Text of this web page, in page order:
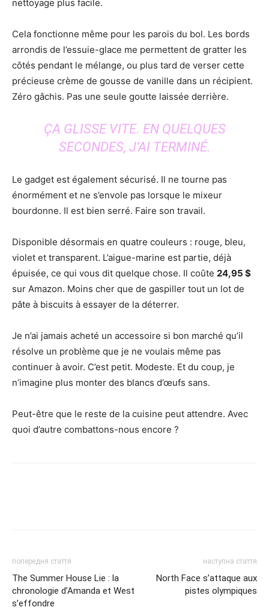
nettoyage plus facile.
Cela fonctionne même pour les parois du bol. Les bords
arrondis de l’essuie-glace me permettent de gratter les
côtés pendant le mélange, ou plus tard de verser cette
précieuse crème de gousse de vanille dans un récipient.
Zéro gâchis. Pas une seule goutte laissée derrière.
ÇA GLISSE VITE. EN QUELQUES
SECONDES, J’AI TERMINÉ.
Le gadget est également sécurisé. Il ne tourne pas
énormément et ne s’envole pas lorsque le mixeur
bourdonne. Il est bien serré. Faire son travail.
Disponible désormais en quatre couleurs : rouge, bleu,
violet et transparent. L’aigue-marine est partie, déjà
épuisée, ce qui vous dit quelque chose. Il coûte 24,95 $
sur Amazon. Moins cher que de gaspiller tout un lot de
pâte à biscuits à essayer de la déterrer.
Je n’ai jamais acheté un accessoire si bon marché qu’il
résolve un problème que je ne voulais même pas
continuer à avoir. C’est petit. Modeste. Et du coup, je
n’imagine plus monter des blancs d’œufs sans.
Peut-être que le reste de la cuisine peut attendre. Avec
quoi d’autre combattons-nous encore ?
попередня стаття
The Summer House Lie : la
chronologie d’Amanda et West
s’effondre
наступна стаття
North Face s’attaque aux
pistes olympiques